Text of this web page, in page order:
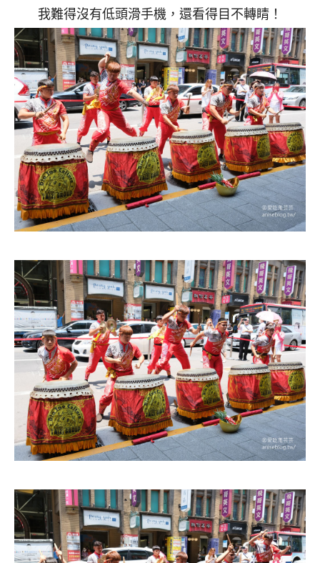
我難得沒有低頭滑手機，還看得目不轉睛！